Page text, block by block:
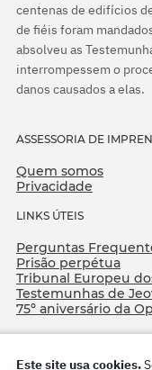
centenas de edifícios
de fiéis foram
absolveu as
interrompessem o
danos causados a elas.
ASSESSORIA DE
Quem somos
Privacidade
LINKS ÚTEIS
Perguntas
Prisão perpétua
Tribunal Europeu
Testemunhas de
75º aniversário da
Este site usa cookies.